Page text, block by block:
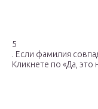
5
. Если фамилия
Кликнете по «Да, это